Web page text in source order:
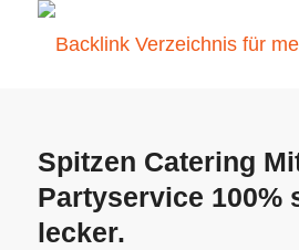
Spitzen Catering
Partyservice 100%
lecker.